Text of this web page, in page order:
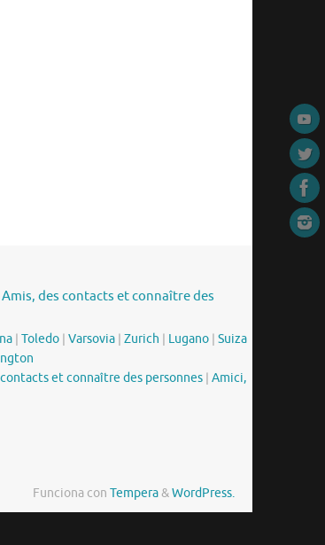
Amis, des contacts et connaître des
Toledo Varsovia Zurich Lugano Suiza
et connaître des personnes Amici,
Funciona con Tempera&WordPress.